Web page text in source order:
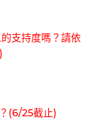
支持度嗎？請依
(6/25截止)